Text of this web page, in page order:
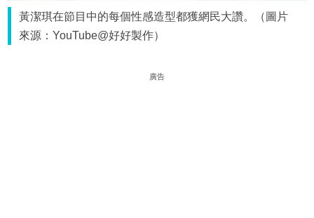
黃潔琪在節目中的每個性感造型都獲網民大讚。（圖片
來源：YouTube@好好製作）
廣告